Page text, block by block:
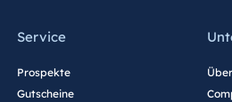
Service
Prospekte
Gutscheine